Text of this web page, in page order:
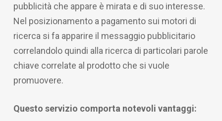
pubblicità che appare è mirata e di suo interesse.
Nel posizionamento a pagamento sui motori di
ricerca si fa apparire il messaggio pubblicitario
correlandolo quindi alla ricerca di particolari parole
chiave correlate al prodotto che si vuole
promuovere.
Questo servizio comporta notevoli vantaggi: